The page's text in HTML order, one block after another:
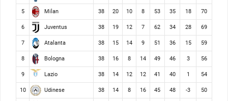
5 Milan 38 20 10 8 53 35 18 70
6 Juventus 38 19 12 7 62 34 28 69
7 Atalanta 38 15 14 9 51 36 15 59
8 Bologna 38 16 8 14 49 46 3 56
9 Lazio 38 14 12 12 41 40 1 54
10 Udinese 38 14 8 16 45 48 -3 50